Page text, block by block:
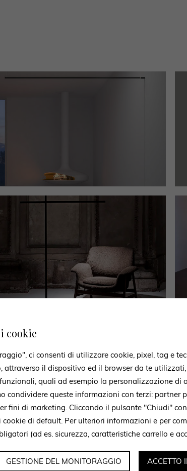
CONTATTACI
pronti a consigliarti
richiedere informazioni, il nostro staff è a tua
ricontatterà il prima possibile.
cookie
ci consenti di utilizzare cookie, pixel, tag e
attraverso il dispositivo ed il browser da te
quali ad esempio la personalizzazione di
condividere queste informazioni con terzi: partner
fini di marketing. Cliccando il pulsante "Chiudi"
di default. Per ulteriori informazioni e per
(ad es. sicurezza, caratteristiche carrello e
GESTIONE DEL MONITORAGGIO ACCETTO